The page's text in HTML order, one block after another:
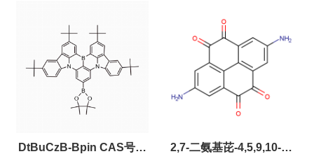
迎来电咨询相关产品，具体价格和优惠请联系或电
。
产品质量好,价格好,售后服务更好!!选择阿尔法（威
梯希）,会让您事半功倍!!!
以下是公司部分现货产品，同类也均可提供，有需要
也可联系。
DtBuCzB-Bpin CAS号： 2,7-二氨基芘-4,5,9,10-四